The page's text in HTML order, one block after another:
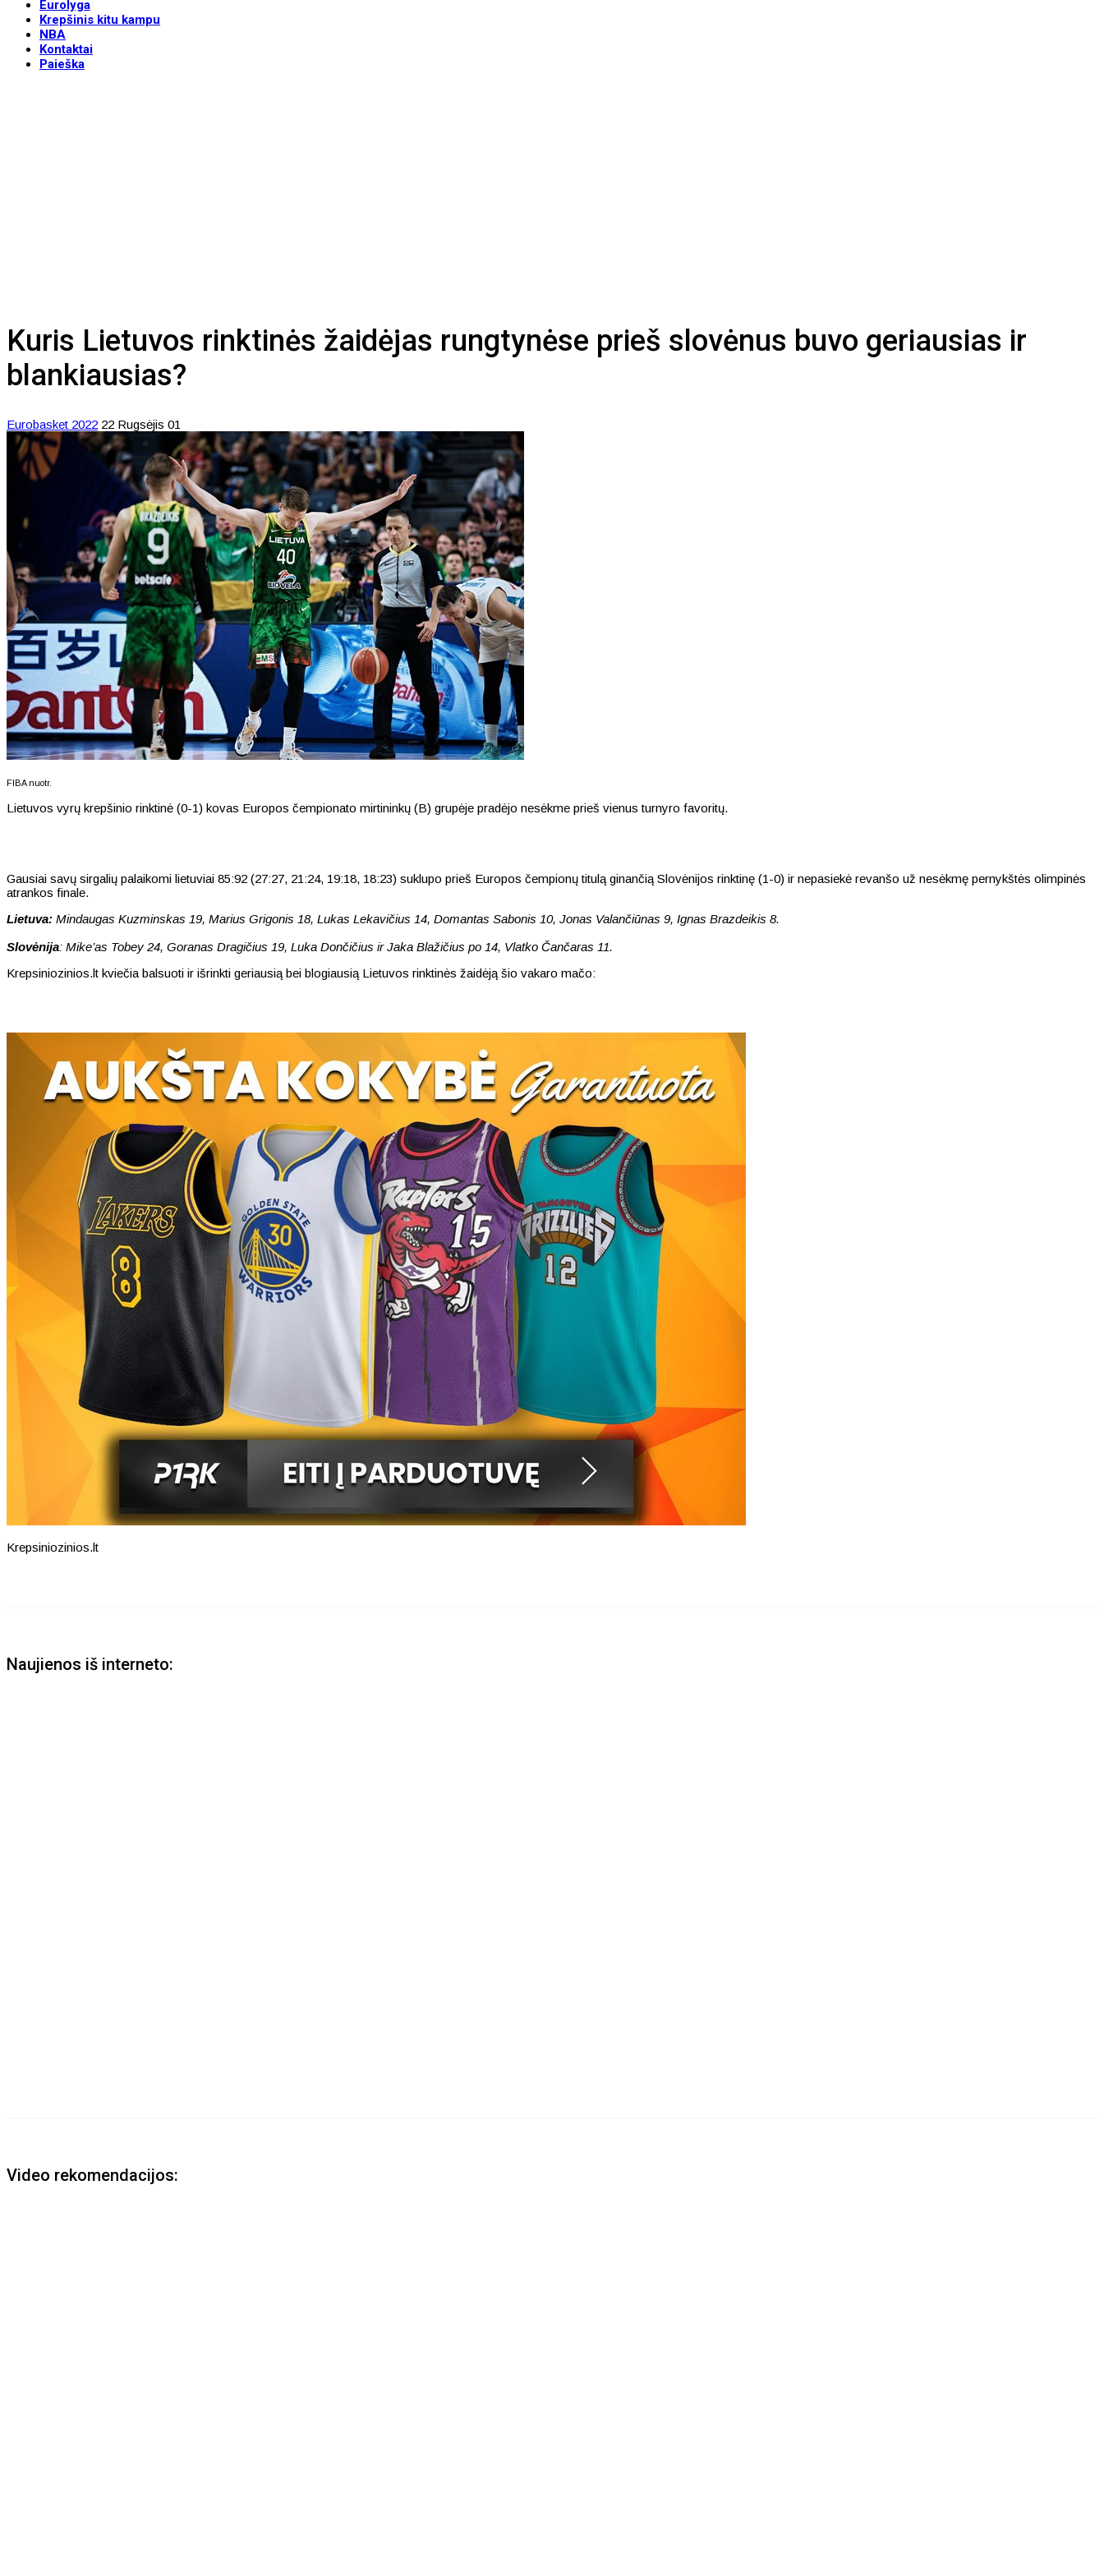
Eurolyga
Krepšinis kitu kampu
NBA
Kontaktai
Paieška
Kuris Lietuvos rinktinės žaidėjas rungtynėse prieš slovėnus buvo geriausias ir
blankiausias?
Eurobasket 2022 22 Rugsėjis 01
FIBA nuotr.
Lietuvos vyrų krepšinio rinktinė (0-1) kovas Europos čempionato mirtininkų (B) grupėje pradėjo nesėkme prieš vienus turnyro favoritų.
Gausiai savų sirgalių palaikomi lietuviai 85:92 (27:27, 21:24, 19:18, 18:23) suklupo prieš Europos čempionų titulą ginančią Slovėnijos rinktinę (1-0) ir nepasiekė revanšo už nesėkmę pernykštės olimpinės
atrankos finale.
Lietuva: Mindaugas Kuzminskas 19, Marius Grigonis 18, Lukas Lekavičius 14, Domantas Sabonis 10, Jonas Valančiūnas 9, Ignas Brazdeikis 8.
Slovėnija: Mike’as Tobey 24, Goranas Dragičius 19, Luka Dončičius ir Jaka Blažičius po 14, Vlatko Čančaras 11.
Krepsiniozinios.lt kviečia balsuoti ir išrinkti geriausią bei blogiausią Lietuvos rinktinės žaidėją šio vakaro mačo:
Krepsiniozinios.lt
Naujienos iš interneto:
Video rekomendacijos: